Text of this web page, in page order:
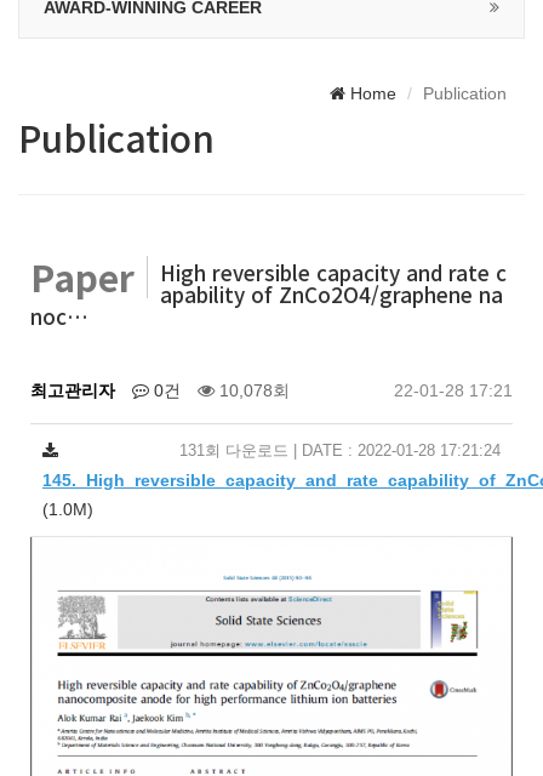
AWARD-WINNING CAREER
Home Publication
Publication
Paper High reversible capacity and rate c
apability of ZnCo2O4/graphene na
noc…
최고관리자 0건 10,078회 22-01-28 17:21
(1.0M)
131회 다운로드 | DATE : 2022-01-28 17:21:24